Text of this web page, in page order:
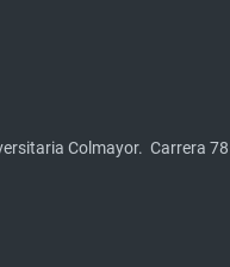
Colmayor. Carrera